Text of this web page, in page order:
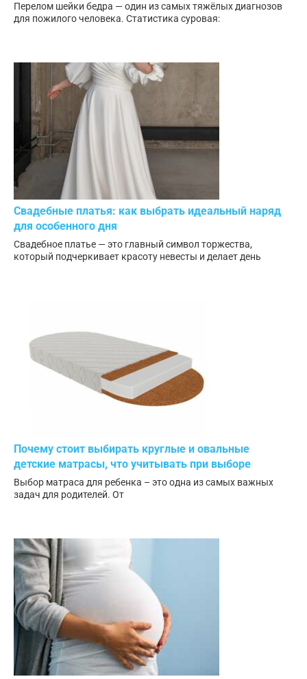
Перелом шейки бедра — один из самых тяжёлых диагнозов
для пожилого человека. Статистика суровая:
Свадебные платья: как выбрать идеальный наряд
для особенного дня
Свадебное платье — это главный символ торжества,
который подчеркивает красоту невесты и делает день
Почему стоит выбирать круглые и овальные
детские матрасы, что учитывать при выборе
Выбор матраса для ребенка – это одна из самых важных
задач для родителей. От